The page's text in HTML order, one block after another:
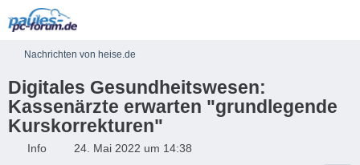
Nachrichten von heise.de
Digitales Gesundheitswesen:
Kassenärzte erwarten "grundlegende
Kurskorrekturen"
Info 24. Mai 2022 um 14:38